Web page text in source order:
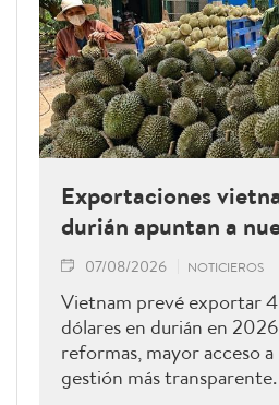
Exportaciones
durián apuntan a
07/08/2026 NOTICIEROS
Vietnam prevé exportar
dólares en durián en
reformas, mayor acceso
gestión más transparente.